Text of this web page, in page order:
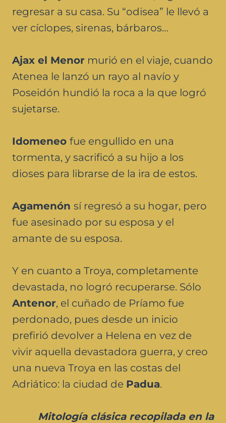
regresar a su casa. Su “odisea” le llevó a
ver cíclopes, sirenas, bárbaros…
Ajax el Menor murió en el viaje, cuando
Atenea le lanzó un rayo al navío y
Poseidón hundió la roca a la que logró
sujetarse.
Idomeneo fue engullido en una
tormenta, y sacrificó a su hijo a los
dioses para librarse de la ira de estos.
Agamenón sí regresó a su hogar, pero
fue asesinado por su esposa y el
amante de su esposa.
Y en cuanto a Troya, completamente
devastada, no logró recuperarse. Sólo
Antenor, el cuñado de Príamo fue
perdonado, pues desde un inicio
prefirió devolver a Helena en vez de
vivir aquella devastadora guerra, y creo
una nueva Troya en las costas del
Adriático: la ciudad de Padua.
Mitología clásica recopilada en la